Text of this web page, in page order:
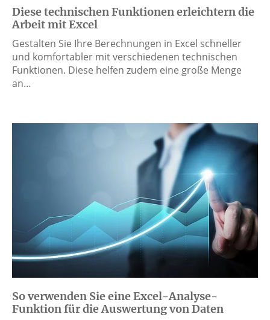
Diese technischen Funktionen erleichtern die
Arbeit mit Excel
Gestalten Sie Ihre Berechnungen in Excel schneller
und komfortabler mit verschiedenen technischen
Funktionen. Diese helfen zudem eine große Menge
an…
So verwenden Sie eine Excel-Analyse-
Funktion für die Auswertung von Daten